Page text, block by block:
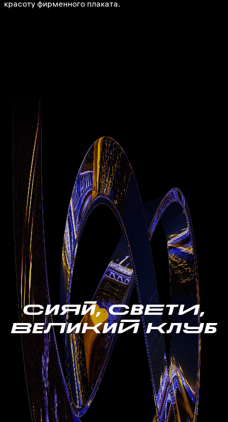
красоту фирменного плаката.
СиЯй, СвЕтИ,
ВеЛиКиЙ КлУб